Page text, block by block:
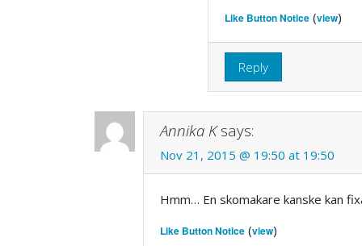
Like Button Notice (view)
Reply
Annika K says:
Nov 21, 2015 @ 19:50 at 19:50
Hmm… En skomakare kanske kan
Like Button Notice (view)